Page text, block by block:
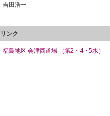
吉田浩一
リンク
福島地区 会津西道場 （第2・4・5水）